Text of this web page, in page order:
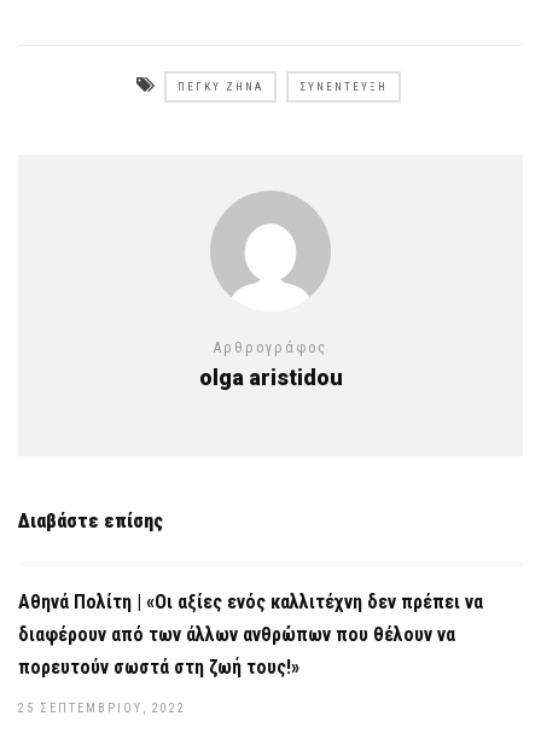
ΠΈΓΚΥ ΖΉΝΑ ΣΥΝΈΝΤΕΥΞΗ
Αρθρογράφος
olga aristidou
Διαβάστε επίσης
Αθηνά Πολίτη | «Οι αξίες ενός καλλιτέχνη δεν πρέπει να
διαφέρουν από των άλλων ανθρώπων που θέλουν να
πορευτούν σωστά στη ζωή τους!»
25 ΣΕΠΤΕΜΒΡΊΟΥ, 2022